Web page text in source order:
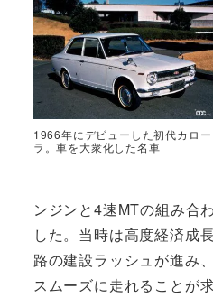
1966年にデビューした初代カロー
ラ。車を大衆化した名車
ンジンと4速MTの組み合
した。当時は高度経済成
路の建設ラッシュが進み
スムーズに走れることが